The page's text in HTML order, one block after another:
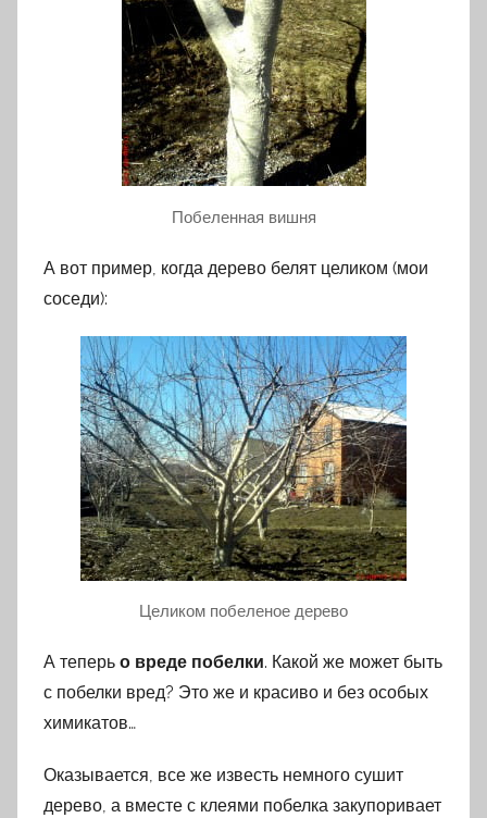
Побеленная вишня
А вот пример, когда дерево белят целиком (мои
соседи):
Целиком побеленое дерево
А теперь о вреде побелки. Какой же может быть
с побелки вред? Это же и красиво и без особых
химикатов…
Оказывается, все же известь немного сушит
дерево, а вместе с клеями побелка закупоривает